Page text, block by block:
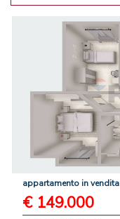
appartamento invendita
€ 149.000